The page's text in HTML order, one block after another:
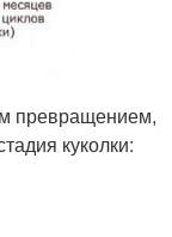
превращением,
куколки: